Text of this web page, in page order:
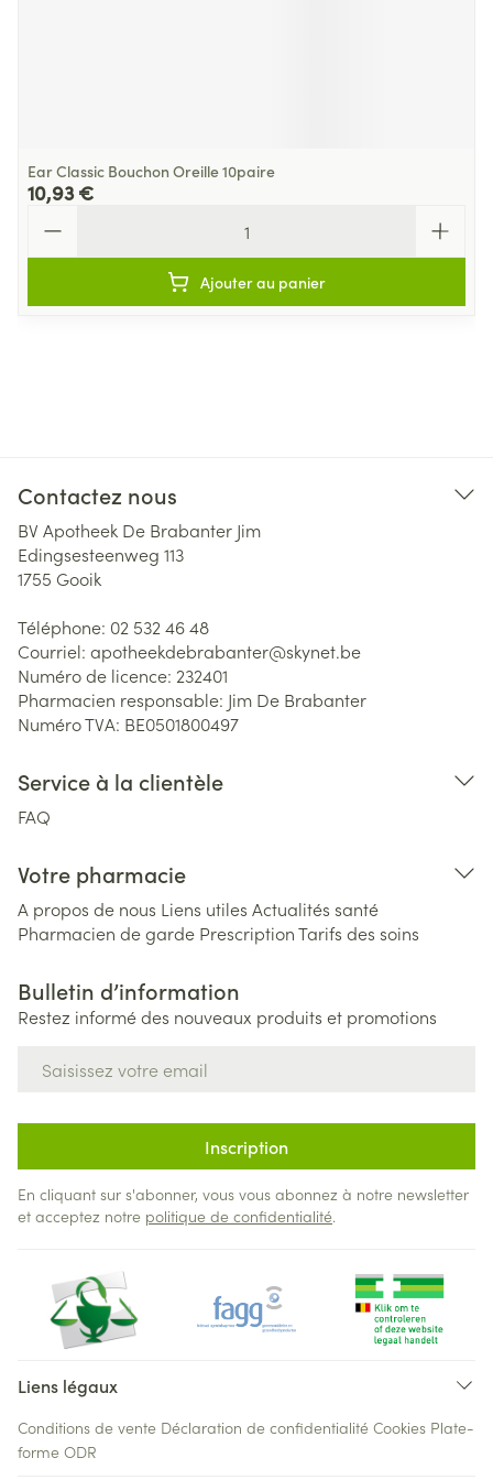
Ear Classic Bouchon Oreille 10paire
10,93 €
Ajouter au panier
Contactez nous
BV Apotheek De Brabanter Jim
Edingsesteenweg 113
1755 Gooik
Téléphone: 02 532 46 48
Courriel: apotheekdebrabanter@skynet.be
Numéro de licence: 232401
Pharmacien responsable: Jim De Brabanter
Numéro TVA: BE0501800497
Service à la clientèle
FAQ
Votre pharmacie
A propos de nous Liens utiles Actualités santé
Pharmacien de garde PrescriptionTarifs des soins
Bulletin d’information
Restez informé des nouveaux produits et promotions
Inscription
En cliquant sur s'abonner, vous vous abonnez à notre newsletter
et acceptez notre politique de confidentialité.
Liens légaux
Conditions de vente Déclaration de confidentialité Cookies Plate-
forme ODR